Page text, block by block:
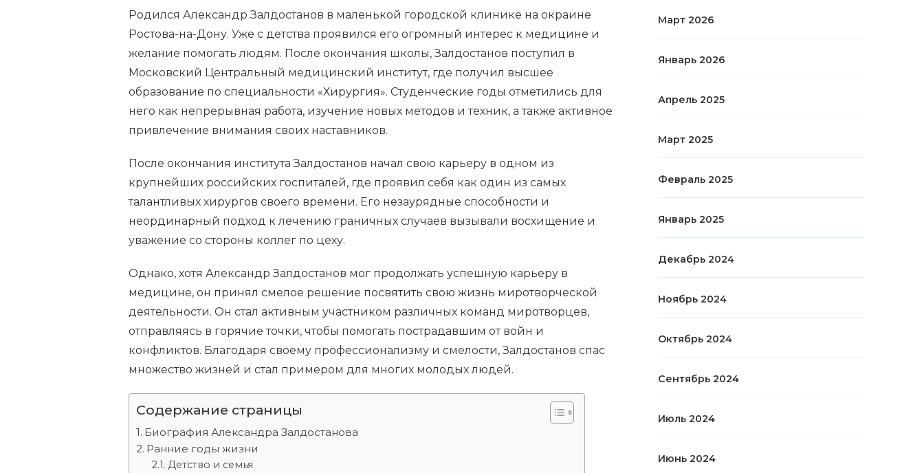
Родился Александр Залдостанов в маленькой городской клинике на окраине
Ростова-на-Дону. Уже с детства проявился его огромный интерес к медицине и
желание помогать людям. После окончания школы, Залдостанов поступил в
Московский Центральный медицинский институт, где получил высшее
образование по специальности «Хирургия». Студенческие годы отметились для
него как непрерывная работа, изучение новых методов и техник, а также активное
привлечение внимания своих наставников.
После окончания института Залдостанов начал свою карьеру в одном из
крупнейших российских госпиталей, где проявил себя как один из самых
талантливых хирургов своего времени. Его незаурядные способности и
неординарный подход к лечению граничных случаев вызывали восхищение и
уважение со стороны коллег по цеху.
Однако, хотя Александр Залдостанов мог продолжать успешную карьеру в
медицине, он принял смелое решение посвятить свою жизнь миротворческой
деятельности. Он стал активным участником различных команд миротворцев,
отправляясь в горячие точки, чтобы помогать пострадавшим от войн и
конфликтов. Благодаря своему профессионализму и смелости, Залдостанов спас
множество жизней и стал примером для многих молодых людей.
Содержание страницы
Биография Александра Залдостанова
Ранние годы жизни
Детство и семья
Март 2026
Январь 2026
Апрель 2025
Март 2025
Февраль 2025
Январь 2025
Декабрь 2024
Ноябрь 2024
Октябрь 2024
Сентябрь 2024
Июль 2024
Июнь 2024